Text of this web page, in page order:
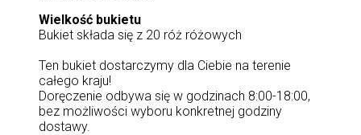
Wielkość bukietu
Bukiet składa się z 20 róż różowych
Ten bukiet dostarczymy dla Ciebie na terenie
całego kraju!
Doręczenie odbywa się w godzinach 8:00-18:00,
bez możliwości wyboru konkretnej godziny
dostawy.